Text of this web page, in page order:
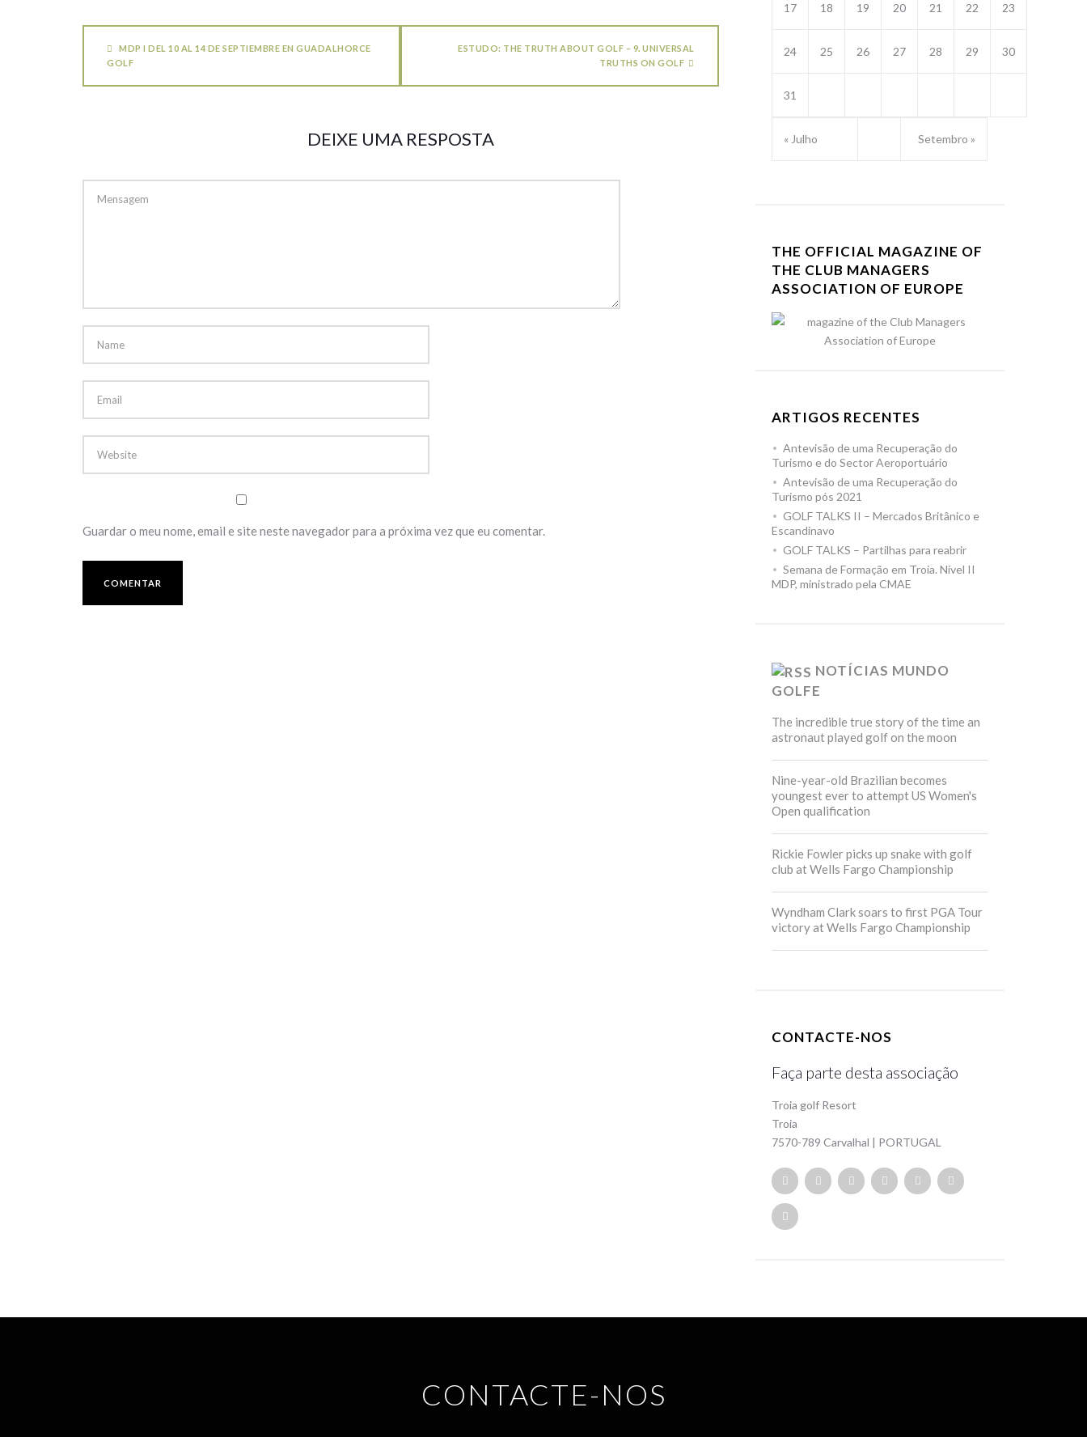
MDP I DEL 10 AL 14 DE SEPTIEMBRE EN GUADALHORCE
GOLF
ESTUDO: THE TRUTH ABOUT GOLF – 9. UNIVERSAL
TRUTHS ON GOLF
DEIXE UMA RESPOSTA
Guardar o meu nome, email e site neste navegador para a próxima vez que eu comentar.
17 18 19 20 21 22 23
24 25 26 27 28 29 30
31
« Julho Setembro »
THE OFFICIAL MAGAZINE OF
THE CLUB MANAGERS
ASSOCIATION OF EUROPE
ARTIGOS RECENTES
Antevisão de uma Recuperação do
Turismo e do Sector Aeroportuário
Antevisão de uma Recuperação do
Turismo pós 2021
GOLF TALKS II – Mercados Britânico e
Escandinavo
GOLF TALKS – Partilhas para reabrir
Semana de Formação em Troia. Nível II
MDP, ministrado pela CMAE
NOTÍCIAS MUNDO
GOLFE
The incredible true story of the time an
astronaut played golf on the moon
Nine-year-old Brazilian becomes
youngest ever to attempt US Women's
Open qualification
Rickie Fowler picks up snake with golf
club at Wells Fargo Championship
Wyndham Clark soars to first PGA Tour
victory at Wells Fargo Championship
CONTACTE-NOS
Faça parte desta associação
Troia golf Resort
Troia
7570-789 Carvalhal | PORTUGAL
CONTACTE-NOS